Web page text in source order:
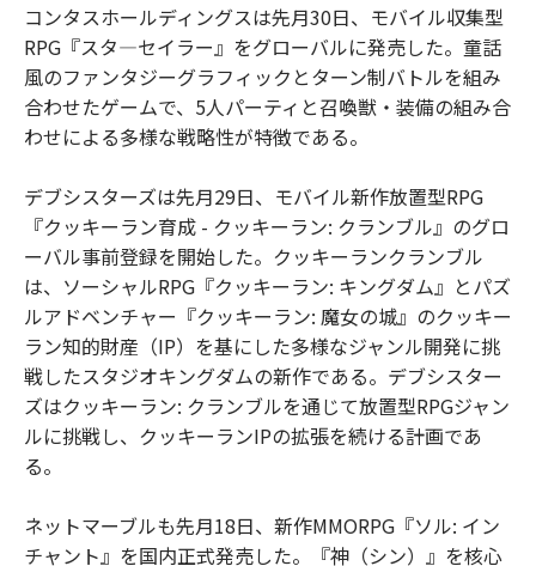
コンタスホールディングスは先月30日、モバイル収集型
RPG『スタ―セイラー』をグローバルに発売した。童話
風のファンタジーグラフィックとターン制バトルを組み
合わせたゲームで、5人パーティと召喚獣・装備の組み合
わせによる多様な戦略性が特徴である。
デブシスターズは先月29日、モバイル新作放置型RPG
『クッキーラン育成 - クッキーラン: クランブル』のグロ
ーバル事前登録を開始した。クッキーランクランブル
は、ソーシャルRPG『クッキーラン: キングダム』とパズ
ルアドベンチャー『クッキーラン: 魔女の城』のクッキー
ラン知的財産（IP）を基にした多様なジャンル開発に挑
戦したスタジオキングダムの新作である。デブシスター
ズはクッキーラン: クランブルを通じて放置型RPGジャン
ルに挑戦し、クッキーランIPの拡張を続ける計画であ
る。
ネットマーブルも先月18日、新作MMORPG『ソル: イン
チャント』を国内正式発売した。『神（シン）』を核心